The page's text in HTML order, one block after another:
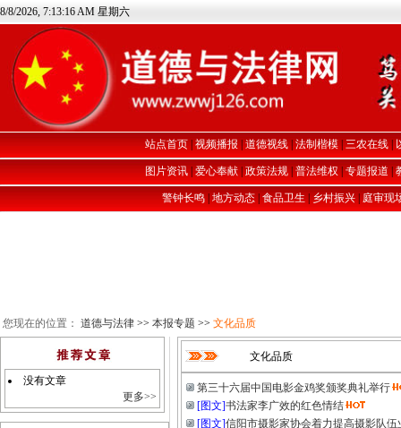
8/8/2026, 7:13:16 AM 星期六
站点首页|视频播报|道德视线|法制楷模|三农在线|
图片资讯|爱心奉献|政策法规|普法维权|专题报道|
警钟长鸣|地方动态|食品卫生|乡村振兴|庭审现
您现在的位置： 道德与法律 >> 本报专题 >> 文化品质
没有文章
更多>>
文化品质
第三十六届中国电影金鸡奖颁奖典礼举行
[图文]书法家李广效的红色情结
[图文]信阳市摄影家协会着力提高摄影队伍